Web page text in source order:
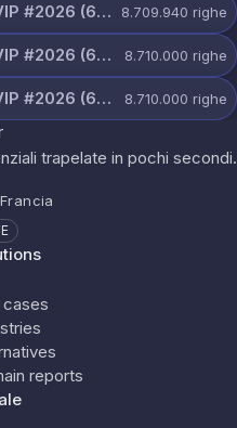
@KURTXTCLOUD - JULY 30 VIP #2026 (64).txt 8.709.940 righe
@KURTXTCLOUD - JULY 30 VIP #2026 (63).txt 8.710.000 righe
@KURTXTCLOUD - JULY 30 VIP #2026 (62).txt 8.710.000 righe
trapelate in pochi secondi.
cases
reports